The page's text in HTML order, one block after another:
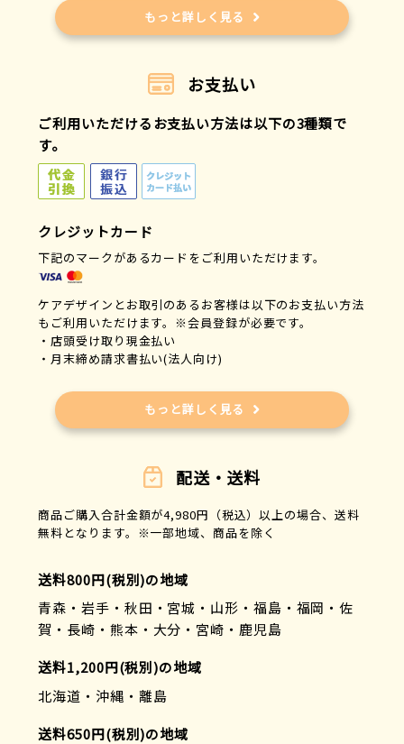
もっと詳しく見る
お支払い
ご利用いただけるお支払い方法は以下の3種類で
す。
クレジットカード
下記のマークがあるカードをご利用いただけます。
ケアデザインとお取引のあるお客様は以下のお支払い方法
もご利用いただけます。※会員登録が必要です。
・店頭受け取り現金払い
・月末締め請求書払い(法人向け)
もっと詳しく見る
配送・送料
商品ご購入合計金額が4,980円（税込）以上の場合、送料
無料となります。※一部地域、商品を除く
送料800円(税別)の地域
青森・岩手・秋田・宮城・山形・福島・福岡・佐
賀・長崎・熊本・大分・宮崎・鹿児島
送料1,200円(税別)の地域
北海道・沖縄・離島
送料650円(税別)の地域